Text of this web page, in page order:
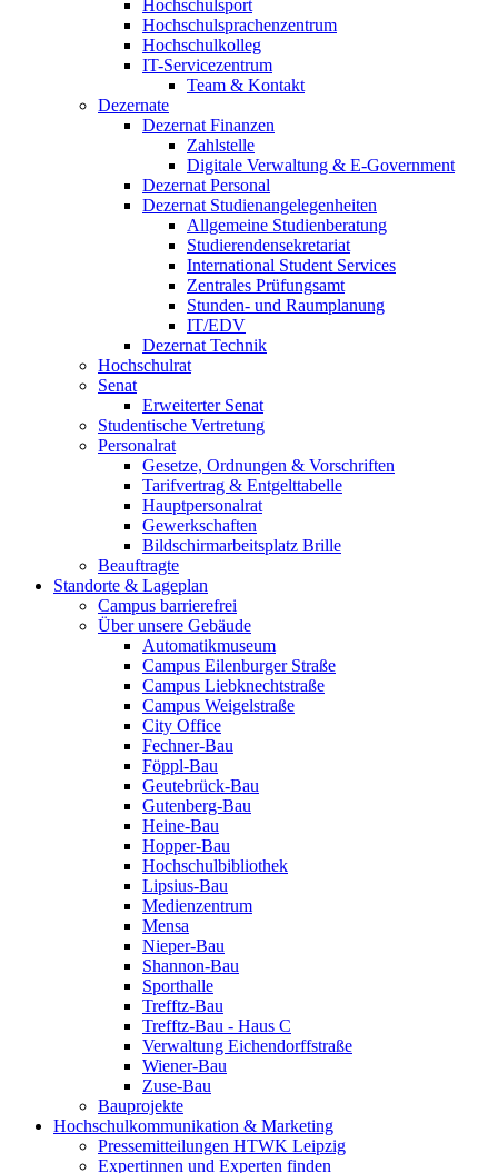
Hochschulsport
Hochschulsprachenzentrum
Hochschulkolleg
IT-Servicezentrum
Team & Kontakt
Dezernate
Dezernat Finanzen
Zahlstelle
Digitale Verwaltung & E-Government
Dezernat Personal
Dezernat Studienangelegenheiten
Allgemeine Studienberatung
Studierendensekretariat
International Student Services
Zentrales Prüfungsamt
Stunden- und Raumplanung
IT/EDV
Dezernat Technik
Hochschulrat
Senat
Erweiterter Senat
Studentische Vertretung
Personalrat
Gesetze, Ordnungen & Vorschriften
Tarifvertrag & Entgelttabelle
Hauptpersonalrat
Gewerkschaften
Bildschirmarbeitsplatz Brille
Beauftragte
Standorte & Lageplan
Campus barrierefrei
Über unsere Gebäude
Automatikmuseum
Campus Eilenburger Straße
Campus Liebknechtstraße
Campus Weigelstraße
City Office
Fechner-Bau
Föppl-Bau
Geutebrück-Bau
Gutenberg-Bau
Heine-Bau
Hopper-Bau
Hochschulbibliothek
Lipsius-Bau
Medienzentrum
Mensa
Nieper-Bau
Shannon-Bau
Sporthalle
Trefftz-Bau
Trefftz-Bau - Haus C
Verwaltung Eichendorffstraße
Wiener-Bau
Zuse-Bau
Bauprojekte
Hochschulkommunikation & Marketing
Pressemitteilungen HTWK Leipzig
Expertinnen und Experten finden